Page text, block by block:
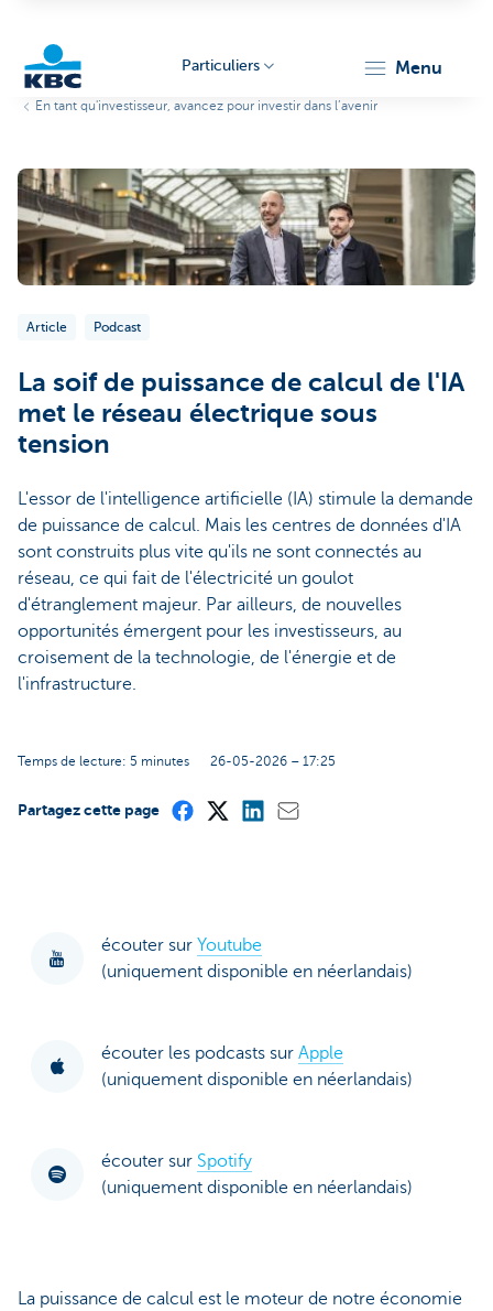
Particuliers menu
En tant qu'investisseur, avancez pour investir dans l’avenir
Article Podcast
La soif de puissance de calcul de l'IA
met le réseau électrique sous
tension
L'essor de l'intelligence artificielle (IA) stimule la demande
de puissance de calcul. Mais les centres de données d'IA
sont construits plus vite qu'ils ne sont connectés au
réseau, ce qui fait de l'électricité un goulot
d'étranglement majeur. Par ailleurs, de nouvelles
opportunités émergent pour les investisseurs, au
croisement de la technologie, de l'énergie et de
l'infrastructure.
Temps de lecture: 5 minutes 26-05-2026 – 17:25
Partagez cette page
écouter sur Youtube
(uniquement disponible en néerlandais)
écouter les podcasts sur Apple
(uniquement disponible en néerlandais)
écouter sur Spotify
(uniquement disponible en néerlandais)
La puissance de calcul est le moteur de notre économie